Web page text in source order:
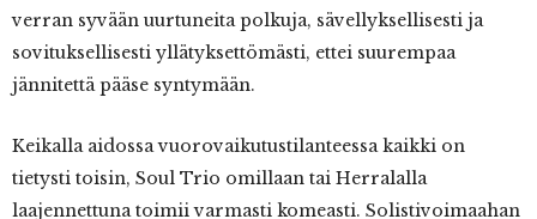
verran syvään uurtuneita polkuja, sävellyksellisesti ja
sovituksellisesti yllätyksettömästi, ettei suurempaa
jännitettä pääse syntymään.
Keikalla aidossa vuorovaikutustilanteessa kaikki on
tietysti toisin, Soul Trio omillaan tai Herralalla
laajennettuna toimii varmasti komeasti. Solistivoimaahan